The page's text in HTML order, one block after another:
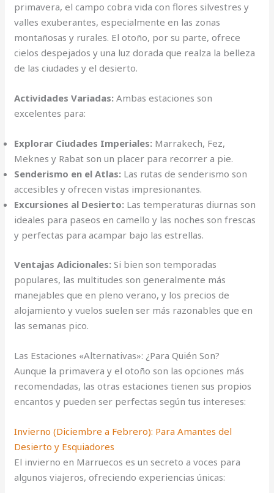
primavera, el campo cobra vida con flores silvestres y
valles exuberantes, especialmente en las zonas
montañosas y rurales. El otoño, por su parte, ofrece
cielos despejados y una luz dorada que realza la belleza
de las ciudades y el desierto.
Actividades Variadas: Ambas estaciones son
excelentes para:
Explorar Ciudades Imperiales: Marrakech, Fez,
Meknes y Rabat son un placer para recorrer a pie.
Senderismo en el Atlas: Las rutas de senderismo son
accesibles y ofrecen vistas impresionantes.
Excursiones al Desierto: Las temperaturas diurnas son
ideales para paseos en camello y las noches son frescas
y perfectas para acampar bajo las estrellas.
Ventajas Adicionales: Si bien son temporadas
populares, las multitudes son generalmente más
manejables que en pleno verano, y los precios de
alojamiento y vuelos suelen ser más razonables que en
las semanas pico.
Las Estaciones «Alternativas»: ¿Para Quién Son?
Aunque la primavera y el otoño son las opciones más
recomendadas, las otras estaciones tienen sus propios
encantos y pueden ser perfectas según tus intereses:
Invierno (Diciembre a Febrero): Para Amantes del
Desierto y Esquiadores
El invierno en Marruecos es un secreto a voces para
algunos viajeros, ofreciendo experiencias únicas: